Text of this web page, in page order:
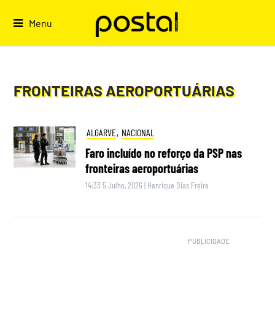
Menu
FRONTEIRAS AEROPORTUÁRIAS
ALGARVE, NACIONAL
Faro incluído no reforço da PSP nas
fronteiras aeroportuárias
14:33 5 Julho, 2026 | Henrique Dias Freire